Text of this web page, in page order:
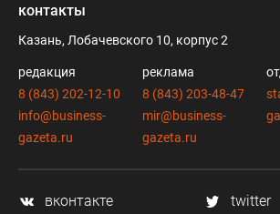
контакты
Казань, Лобачевского 10, корпус 2
редакция
8 (843) 202-12-10
info@business-
gazeta.ru
реклама
8 (843) 203-48-47
mir@business-
gazeta.ru
вконтакте
twitter